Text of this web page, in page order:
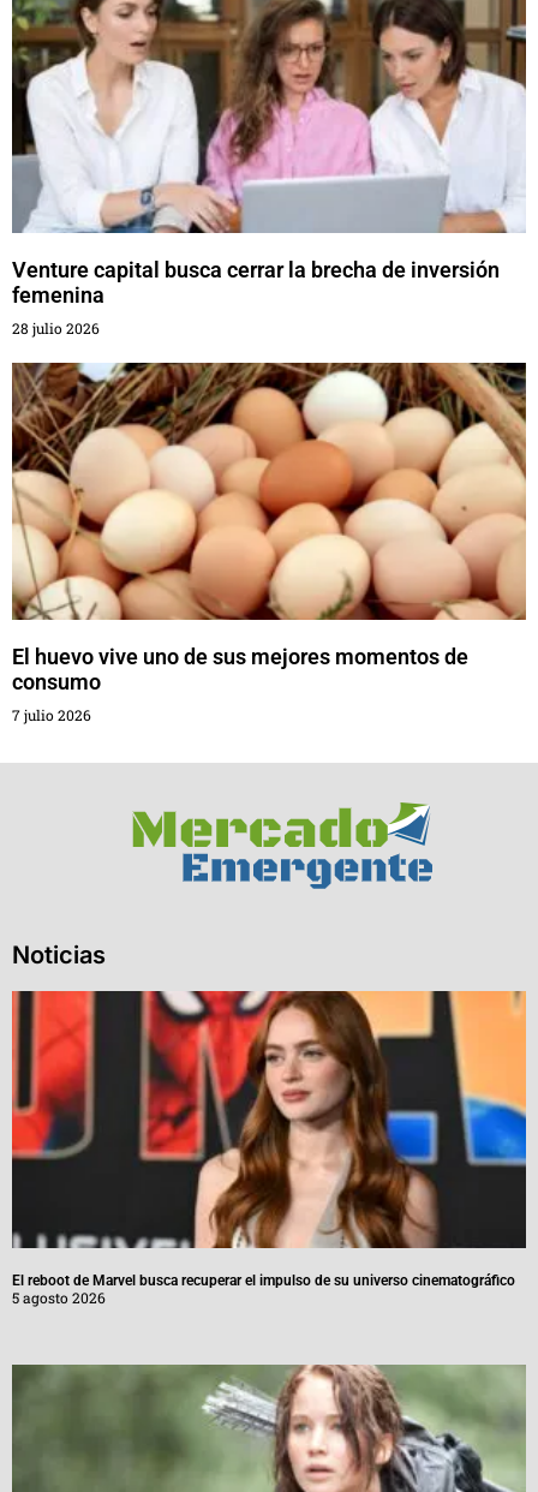
Venture capital busca cerrar la brecha de inversión
femenina
28 julio 2026
El huevo vive uno de sus mejores momentos de
consumo
7 julio 2026
Noticias
El reboot de Marvel busca recuperar el impulso de su universo cinematográfico
5 agosto 2026